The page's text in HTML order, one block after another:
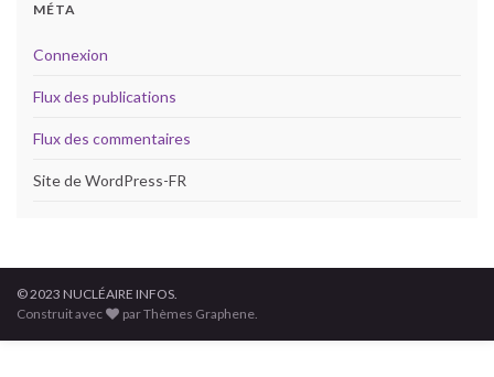
MÉTA
Connexion
Flux des publications
Flux des commentaires
Site de WordPress-FR
© 2023 NUCLÉAIRE INFOS.
Construit avec
par Thèmes Graphene.